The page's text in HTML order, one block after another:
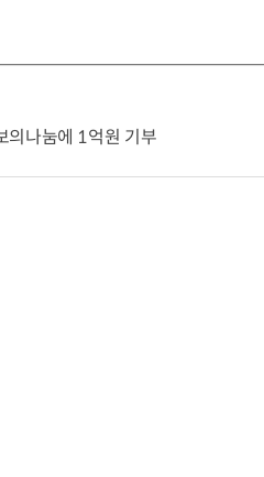
의나눔에 1억원 기부